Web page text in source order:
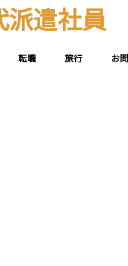
派遣社員
転職 旅行 お